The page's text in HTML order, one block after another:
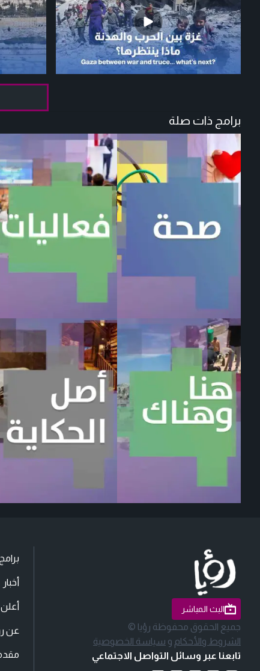
برامج ذات صلة
البث المباشر
جميع الحقوق محفوظة رؤيا ©
الشروط والأحكام و سياسة الخصوصية
تابعنا عبر وسائل التواصل الاجتماعي
برامج
أخبار
عن